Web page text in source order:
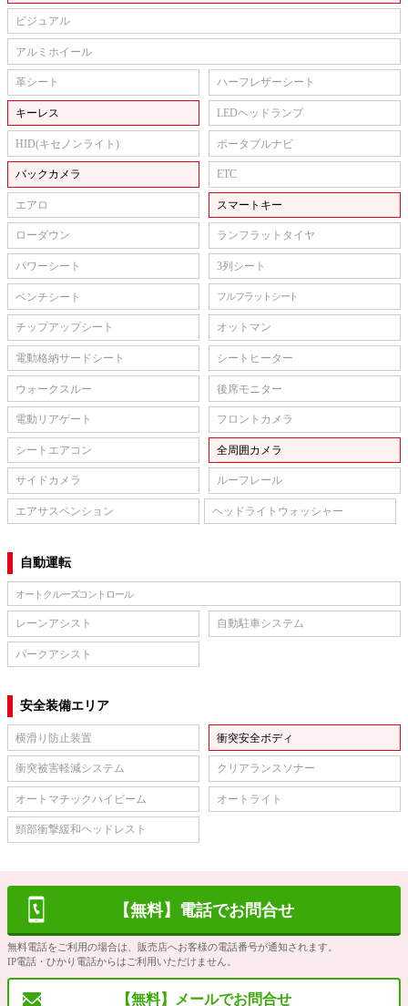
ビジュアル
アルミホイール
革シート ハーフレザーシート
キーレス LEDヘッドランプ
HID(キセノンライト) ポータブルナビ
バックカメラ ETC
エアロ スマートキー
ローダウン ランフラットタイヤ
パワーシート 3列シート
ベンチシート フルフラットシート
チップアップシート オットマン
電動格納サードシート シートヒーター
ウォークスルー 後席モニター
電動リアゲート フロントカメラ
シートエアコン 全周囲カメラ
サイドカメラ ルーフレール
エアサスペンション ヘッドライトウォッシャー
自動運転
オートクルーズコントロール
レーンアシスト 自動駐車システム
パークアシスト
安全装備エリア
横滑り防止装置 衝突安全ボディ
衝突被害軽減システム クリアランスソナー
オートマチックハイビーム オートライト
頸部衝撃緩和ヘッドレスト
【無料】電話でお問合せ
無料電話をご利用の場合は、販売店へお客様の電話番号が通知されます。
IP電話・ひかり電話からはご利用いただけません。
【無料】メールでお問合せ